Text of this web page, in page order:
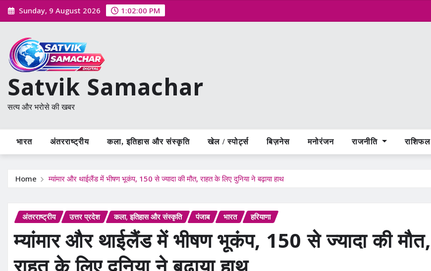
Skip
to
Sunday, 9 August 2026 1:02:01 PM
Satvik Samachar
सत्य और भरोसे की खबर
भारत अंतरराष्ट्रीय कला, इतिहास और संस्कृति खेल / स्पोर्ट्स बिज़नेस मनोरंजन राजनीति राशिफल
Home म्यांमार और थाईलैंड में भीषण भूकंप, 150 से ज्यादा की मौत, राहत के लिए दुनिया ने बढ़ाया हाथ
अंतरराष्ट्रीय उत्तर प्रदेश कला, इतिहास और संस्कृति पंजाब भारत हरियाणा
म्यांमार और थाईलैंड में भीषण भूकंप, 150 से ज्यादा की मौत,